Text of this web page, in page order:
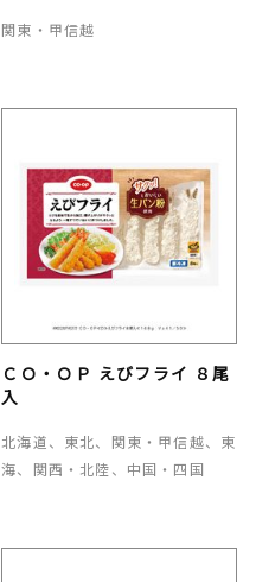
関東・甲信越
ＣＯ・ＯＰ えびフライ ８尾
入
北海道、東北、関東・甲信越、東
海、関西・北陸、中国・四国